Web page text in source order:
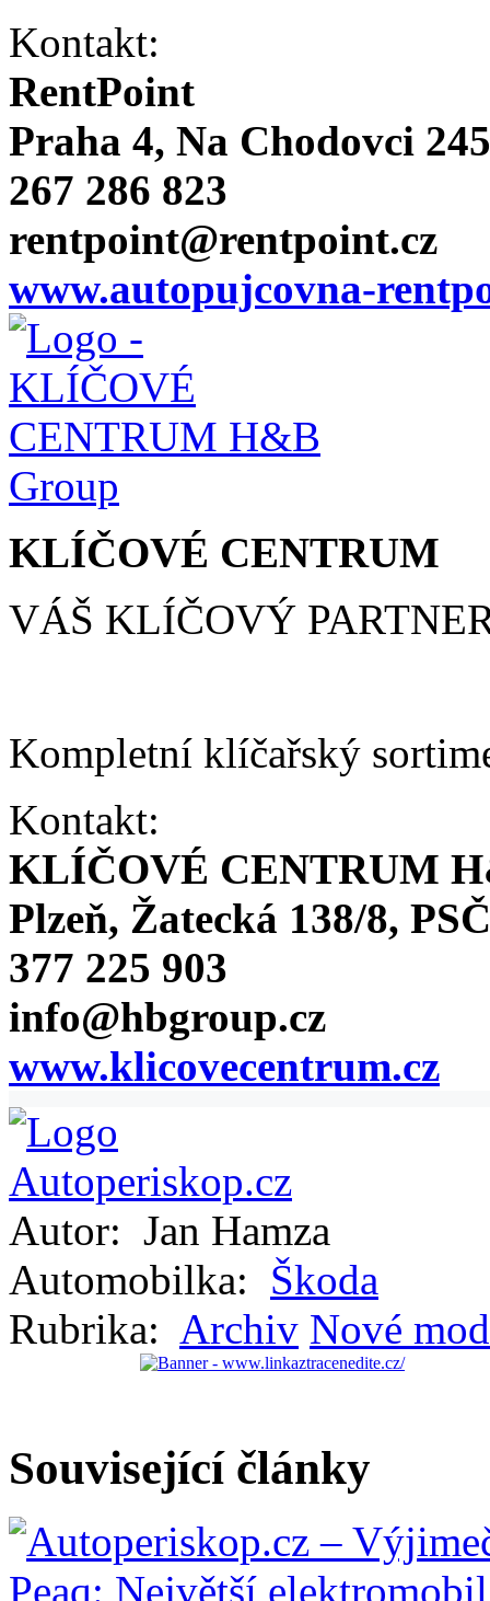
Kontakt:
RentPoint
Praha 4, Na Chodovci
267 286 823
rentpoint@rentpoint.cz
www.autopujcovna-
KLÍČOVÉ CENTRUM
VÁŠ KLÍČOVÝ
Kompletní klíčařský
Kontakt:
KLÍČOVÉ CENTRUM
Plzeň, Žatecká 138/8,
377 225 903
info@hbgroup.cz
www.klicovecentrum.cz
Autor: Jan Hamza
Automobilka: Škoda
Rubrika: Archiv Nové
Související články